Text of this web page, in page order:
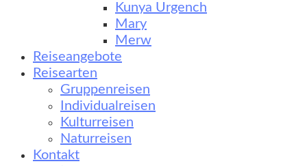
Kunya Urgench
Mary
Merw
Reiseangebote
Reisearten
Gruppenreisen
Individualreisen
Kulturreisen
Naturreisen
Kontakt